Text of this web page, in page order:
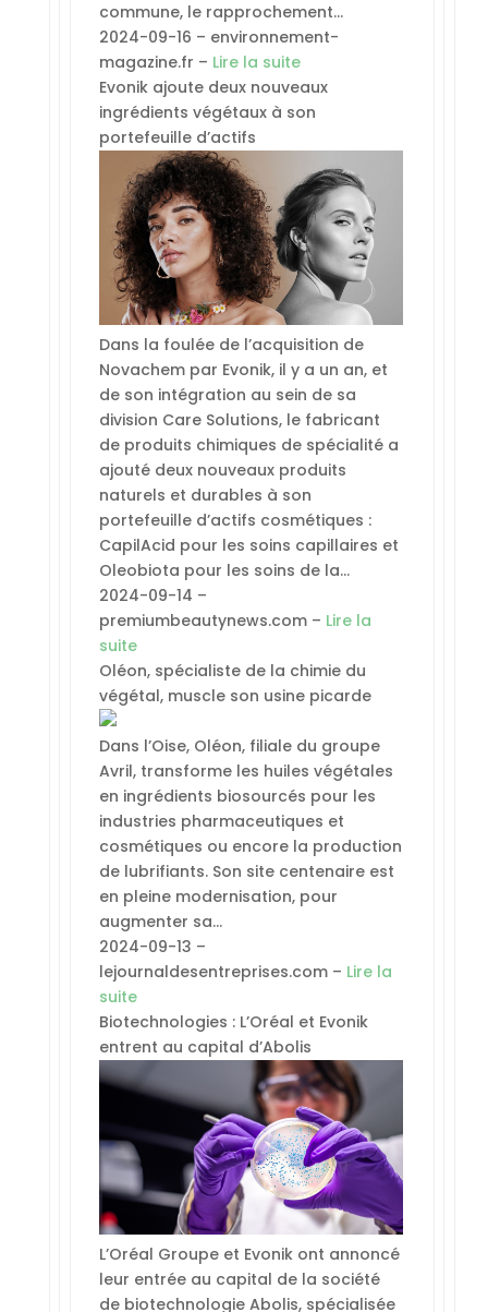
commune, le rapprochement…
2024-09-16 – environnement-
magazine.fr – Lire la suite
Evonik ajoute deux nouveaux
ingrédients végétaux à son
portefeuille d’actifs
Dans la foulée de l’acquisition de
Novachem par Evonik, il y a un an, et
de son intégration au sein de sa
division Care Solutions, le fabricant
de produits chimiques de spécialité a
ajouté deux nouveaux produits
naturels et durables à son
portefeuille d’actifs cosmétiques :
CapilAcid pour les soins capillaires et
Oleobiota pour les soins de la…
2024-09-14 –
premiumbeautynews.com – Lire la
suite
Oléon, spécialiste de la chimie du
végétal, muscle son usine picarde
Dans l’Oise, Oléon, filiale du groupe
Avril, transforme les huiles végétales
en ingrédients biosourcés pour les
industries pharmaceutiques et
cosmétiques ou encore la production
de lubrifiants. Son site centenaire est
en pleine modernisation, pour
augmenter sa…
2024-09-13 –
lejournaldesentreprises.com – Lire la
suite
Biotechnologies : L’Oréal et Evonik
entrent au capital d’Abolis
L’Oréal Groupe et Evonik ont annoncé
leur entrée au capital de la société
de biotechnologie Abolis, spécialisée